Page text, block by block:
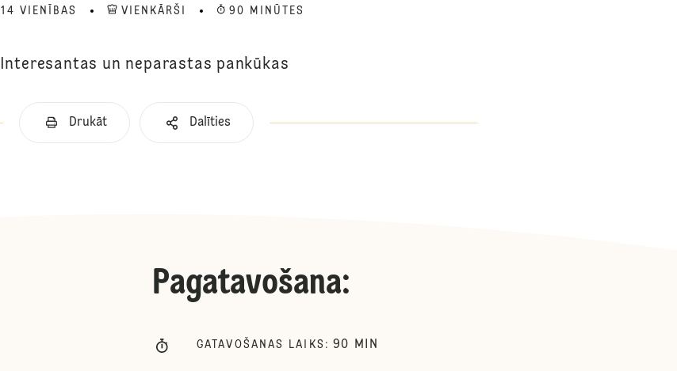
14 VIENĪBAS VIENKĀRŠI 90 MINŪTES
Interesantas un neparastas pankūkas
Drukāt Dalīties
Pagatavošana:
GATAVOŠANAS LAIKS : 90 MIN